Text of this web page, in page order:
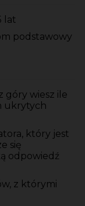
lat
podstawowy
góry wiesz ile
ukrytych
który jest
się
odpowiedź
z którymi